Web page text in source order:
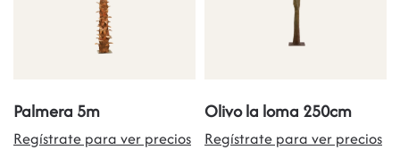
Palmera 5m
Regístrate para ver precios
Olivo la loma 250cm
Regístrate para ver precios